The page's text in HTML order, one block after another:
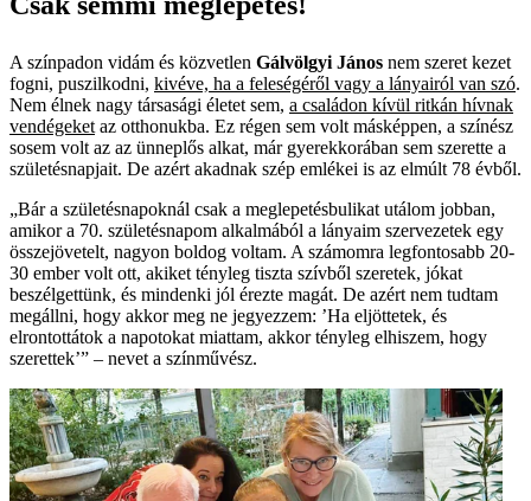
A színpadon vidám és közvetlen Gálvölgyi János nem szeret kezet
fogni, puszilkodni, kivéve, ha a feleségéről vagy a lányairól van szó.
Nem élnek nagy társasági életet sem, a családon kívül ritkán hívnak
vendégeket az otthonukba. Ez régen sem volt másképpen, a színész
sosem volt az az ünneplős alkat, már gyerekkorában sem szerette a
születésnapjait. De azért akadnak szép emlékei is az elmúlt 78 évből.
„Bár a születésnapoknál csak a meglepetésbulikat utálom jobban,
amikor a 70. születésnapom alkalmából a lányaim szervezetek egy
összejövetelt, nagyon boldog voltam. A számomra legfontosabb 20-
30 ember volt ott, akiket tényleg tiszta szívből szeretek, jókat
beszélgettünk, és mindenki jól érezte magát. De azért nem tudtam
megállni, hogy akkor meg ne jegyezzem: ’Ha eljöttetek, és
elrontottátok a napotokat miattam, akkor tényleg elhiszem, hogy
szerettek’” – nevet a színművész.